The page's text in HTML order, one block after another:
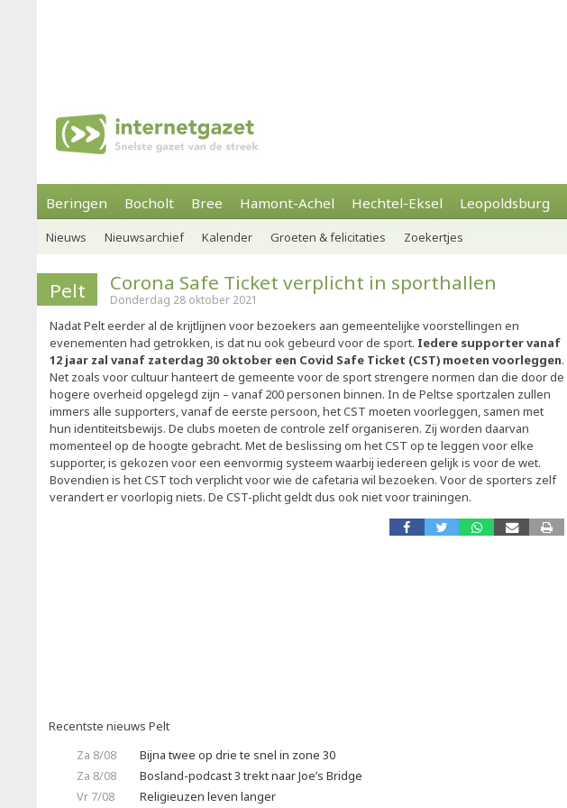
Beringen Bocholt Bree Hamont-Achel Hechtel-Eksel Leopoldsburg
Nieuws Nieuwsarchief Kalender Groeten & felicitaties Zoekertjes
Pelt Corona Safe Ticket verplicht in sporthallen
Donderdag 28 oktober 2021
Nadat Pelt eerder al de krijtlijnen voor bezoekers aan gemeentelijke voorstellingen en
evenementen had getrokken, is dat nu ook gebeurd voor de sport. Iedere supporter vanaf
12 jaar zal vanaf zaterdag 30 oktober een Covid Safe Ticket (CST) moeten voorleggen.
Net zoals voor cultuur hanteert de gemeente voor de sport strengere normen dan die door de
hogere overheid opgelegd zijn – vanaf 200 personen binnen. In de Peltse sportzalen zullen
immers alle supporters, vanaf de eerste persoon, het CST moeten voorleggen, samen met
hun identiteitsbewijs. De clubs moeten de controle zelf organiseren. Zij worden daarvan
momenteel op de hoogte gebracht. Met de beslissing om het CST op te leggen voor elke
supporter, is gekozen voor een eenvormig systeem waarbij iedereen gelijk is voor de wet.
Bovendien is het CST toch verplicht voor wie de cafetaria wil bezoeken. Voor de sporters zelf
verandert er voorlopig niets. De CST-plicht geldt dus ook niet voor trainingen.
Recentste nieuws Pelt
Za 8/08
Bijna twee op drie te snel in zone 30
Za 8/08
Bosland-podcast 3 trekt naar Joe’s Bridge
Vr 7/08
Religieuzen leven langer